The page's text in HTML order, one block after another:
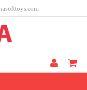
Klantenfeedback